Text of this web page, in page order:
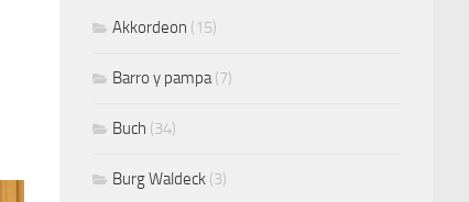
Akkordeon (15)
Barro y pampa (7)
Buch (34)
Burg Waldeck (3)